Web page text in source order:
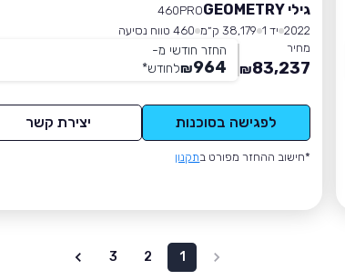
גילי GEOMETRY
460PRO
2022 יד 1 38,179 ק״מ
460 טווח נסיעה
מחיר
83,237
₪
החזר חודשי מ-
964
₪לחודש*
לפגישה בסוכנות יצירת קשר
*חישוב ההחזר מפורט בתקנון
1
2
3